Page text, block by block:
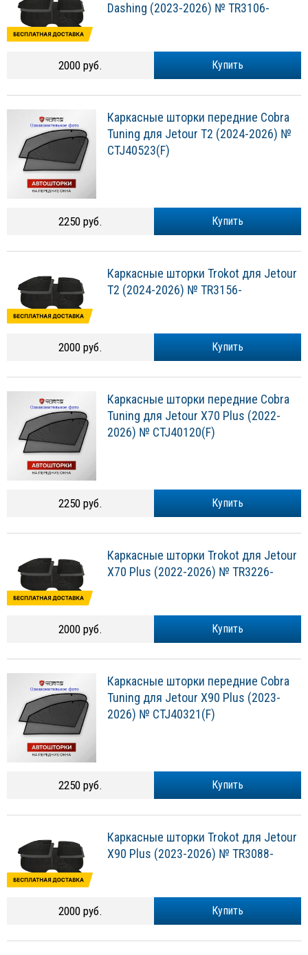
Dashing (2023-2026) № TR3106-
Купить
2000 руб.
Каркасные шторки передние Cobra
Tuning для Jetour T2 (2024-2026) №
CTJ40523(F)
Купить
2250 руб.
Каркасные шторки Trokot для Jetour
T2 (2024-2026) № TR3156-
Купить
2000 руб.
Каркасные шторки передние Cobra
Tuning для Jetour X70 Plus (2022-
2026) № CTJ40120(F)
Купить
2250 руб.
Каркасные шторки Trokot для Jetour
X70 Plus (2022-2026) № TR3226-
Купить
2000 руб.
Каркасные шторки передние Cobra
Tuning для Jetour X90 Plus (2023-
2026) № CTJ40321(F)
Купить
2250 руб.
Каркасные шторки Trokot для Jetour
X90 Plus (2023-2026) № TR3088-
Купить
2000 руб.